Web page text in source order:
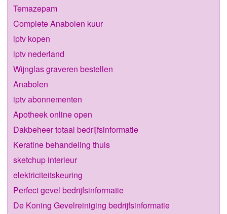
Temazepam
Complete Anabolen kuur
iptv kopen
iptv nederland
Wijnglas graveren bestellen
Anabolen
iptv abonnementen
Apotheek online open
Dakbeheer totaal bedrijfsinformatie
Keratine behandeling thuis
sketchup interieur
elektriciteitskeuring
Perfect gevel bedrijfsinformatie
De Koning Gevelreiniging bedrijfsinformatie